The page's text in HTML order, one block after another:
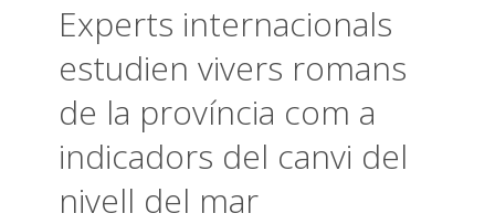
Experts internacionals
estudien vivers romans
de la província com a
indicadors del canvi del
nivell del mar